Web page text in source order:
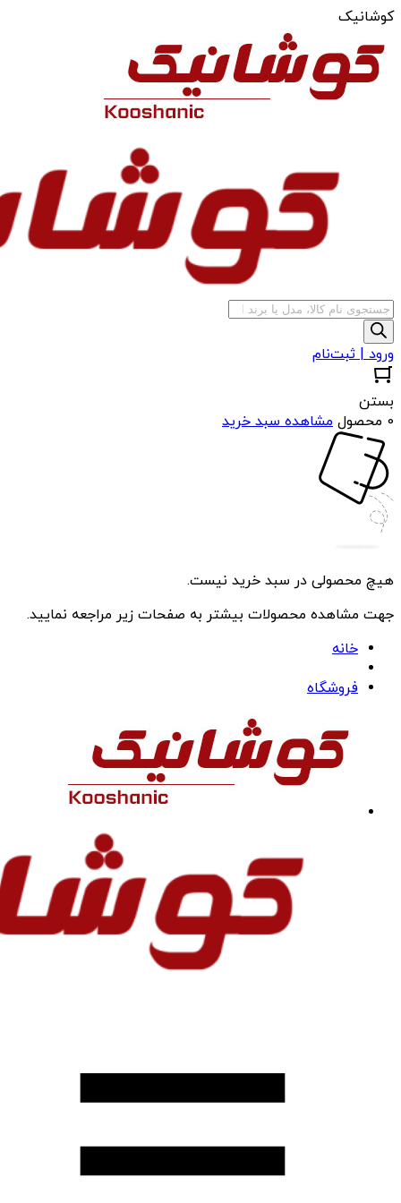
کوشانیک
جستجوی
محصولات
ورود | ثبت‌نام
بستن
0 محصول
مشاهده سبد خرید
هیچ محصولی در سبد خرید نیست.
جهت مشاهده محصولات بیشتر به صفحات زیر مراجعه نمایید.
خانه
فروشگاه